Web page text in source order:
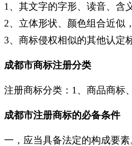
1、其文字的字形、读音、含
2、立体形状、颜色组合近似
3、商标侵权相似的其他认定
成都市商标注册分类
注册商标分类：1、商品商标
成都市注册商标的必备条件
一， 应当具备法定的构成要素